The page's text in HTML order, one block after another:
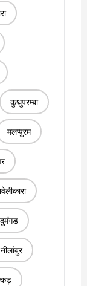
कुथुपरम्बा
मलप्पुरम
नीलांबुर